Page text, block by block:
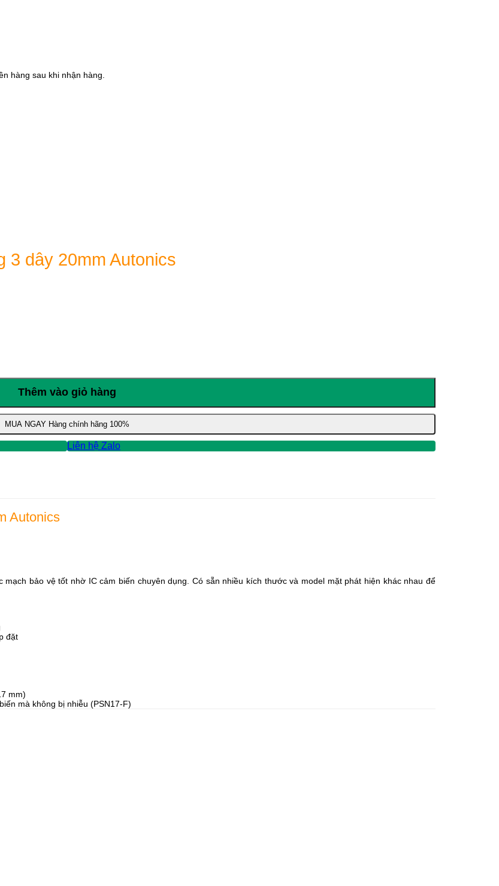
hàng sau khi nhận hàng.
3 dây 20mm Autonics
Thêm vào giỏ hàng
MUA NGAY Hàng chính hãng 100%
Liên hệ Zalo
Autonics
bảo vệ tốt nhờ IC cảm biến chuyên dụng. Có sẵn nhiều kích thước và model mặt phát hiện khác nhau để
đặt
mm)
mà không bị nhiễu (PSN17-F)